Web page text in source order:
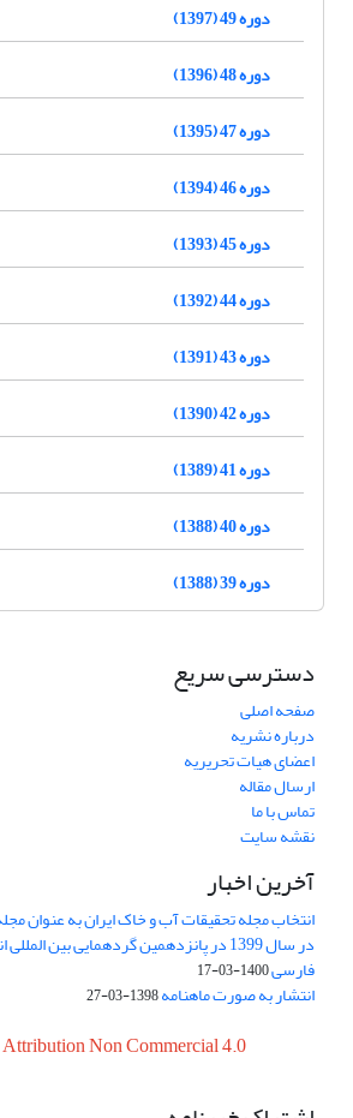
دوره 49 (1397)
دوره 48 (1396)
دوره 47 (1395)
دوره 46 (1394)
دوره 45 (1393)
دوره 44 (1392)
دوره 43 (1391)
دوره 42 (1390)
دوره 41 (1389)
دوره 40 (1388)
دوره 39 (1388)
دسترسی سریع
صفحه اصلی
درباره نشریه
اعضای هیات تحریریه
ارسال مقاله
تماس با ما
نقشه سایت
آخرین اخبار
انتخاب مجله تحقیقات آب و خاک ایران به عنوان
در سال 1399 در پانزدهمین گردهمایی بین
فارسی1400-03-17
انتشار به صورت ماهنامه1398-03-27
Non Commercial 4.0